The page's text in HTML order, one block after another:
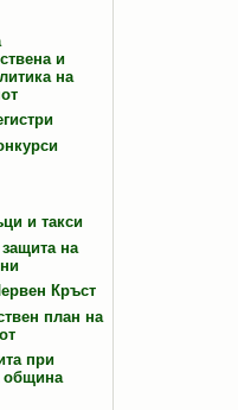
и
на
и такси
на
Кръст
план на
при
община